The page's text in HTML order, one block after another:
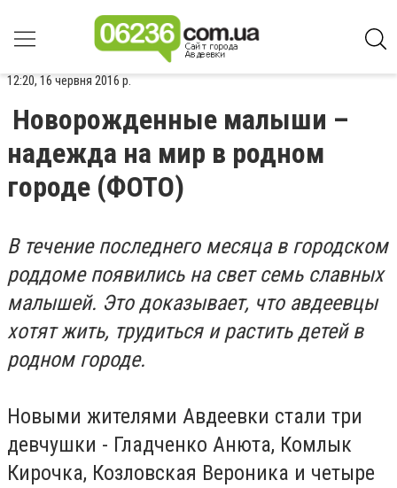
12:20, 16 червня 2016 р.
Новорожденные малыши –
надежда на мир в родном
городе (ФОТО)
В течение последнего месяца в городском
роддоме появились на свет семь славных
малышей. Это доказывает, что авдеевцы
хотят жить, трудиться и растить детей в
родном городе.
Новыми жителями Авдеевки стали три
девчушки - Гладченко Анюта, Комлык
Кирочка, Козловская Вероника и четыре